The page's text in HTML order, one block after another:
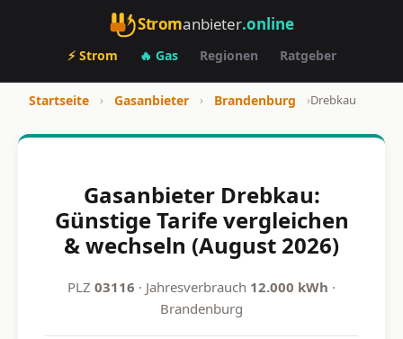
Stromanbieter.online
⚡ Strom 🔥 Gas Regionen Ratgeber
Startseite › Gasanbieter › Brandenburg ›Drebkau
Gasanbieter Drebkau:
Günstige Tarife vergleichen
& wechseln (August 2026)
PLZ 03116 · Jahresverbrauch 12.000 kWh ·
Brandenburg